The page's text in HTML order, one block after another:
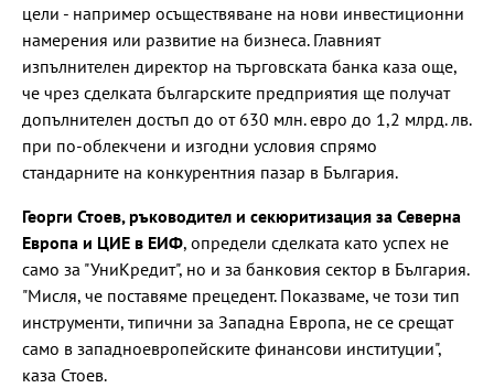
цели - например осъществяване на нови инвестиционни
намерения или развитие на бизнеса. Главният
изпълнителен директор на търговската банка каза още,
че чрез сделката българските предприятия ще получат
допълнителен достъп до от 630 млн. евро до 1,2 млрд. лв.
при по-облекчени и изгодни условия спрямо
стандарните на конкурентния пазар в България.
Георги Стоев, ръководител и секюритизация за Северна
Европа и ЦИЕ в ЕИФ, определи сделката като успех не
само за "УниКредит", но и за банковия сектор в България.
"Мисля, че поставяме прецедент. Показваме, че този тип
инструменти, типични за Западна Европа, не се срещат
само в западноевропейските финансови институции",
каза Стоев.